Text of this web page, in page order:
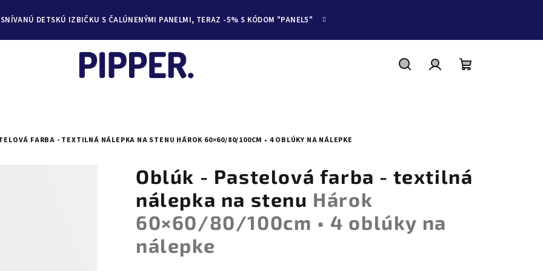
DETSKÚ IZBIČKU S ČALÚNENÝMI PANELMI, TERAZ -5% S KÓDOM "PANEL5"
FARBA - TEXTILNÁ NÁLEPKA NA STENU HÁROK 60×60/80/100CM • 4 OBLÚKY NA NÁLEPKE
Oblúk - Pastelová farba - textilná
nálepka na stenu Hárok
60×60/80/100cm • 4 oblúky na
nálepke